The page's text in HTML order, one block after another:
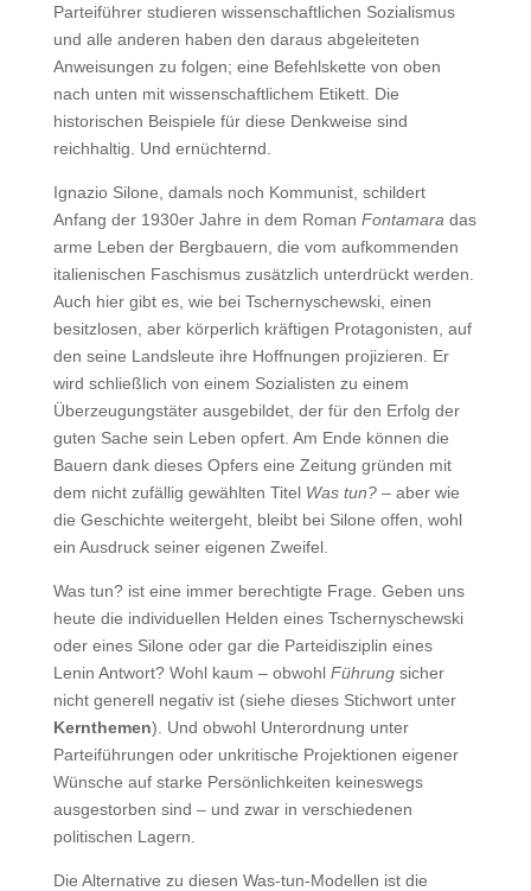
Parteiführer studieren wissenschaftlichen Sozialismus
und alle anderen haben den daraus abgeleiteten
Anweisungen zu folgen; eine Befehlskette von oben
nach unten mit wissenschaftlichem Etikett. Die
historischen Beispiele für diese Denkweise sind
reichhaltig. Und ernüchternd.
Ignazio Silone, damals noch Kommunist, schildert
Anfang der 1930er Jahre in dem Roman Fontamara das
arme Leben der Bergbauern, die vom aufkommenden
italienischen Faschismus zusätzlich unterdrückt werden.
Auch hier gibt es, wie bei Tschernyschewski, einen
besitzlosen, aber körperlich kräftigen Protagonisten, auf
den seine Landsleute ihre Hoffnungen projizieren. Er
wird schließlich von einem Sozialisten zu einem
Überzeugungstäter ausgebildet, der für den Erfolg der
guten Sache sein Leben opfert. Am Ende können die
Bauern dank dieses Opfers eine Zeitung gründen mit
dem nicht zufällig gewählten Titel Was tun?– aber wie
die Geschichte weitergeht, bleibt bei Silone offen, wohl
ein Ausdruck seiner eigenen Zweifel.
Was tun? ist eine immer berechtigte Frage. Geben uns
heute die individuellen Helden eines Tschernyschewski
oder eines Silone oder gar die Parteidisziplin eines
Lenin Antwort? Wohl kaum – obwohl Führungsicher
nicht generell negativ ist (siehe dieses Stichwort unter
Kernthemen). Und obwohl Unterordnung unter
Parteiführungen oder unkritische Projektionen eigener
Wünsche auf starke Persönlichkeiten keineswegs
ausgestorben sind – und zwar in verschiedenen
politischen Lagern.
Die Alternative zu diesen Was-tun-Modellen ist die